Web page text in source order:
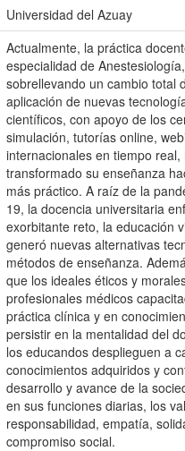
Universidad del Azuay
Actualmente, la práctica
especialidad de
sobrellevando un cambio total
aplicación de nuevas
científicos, con apoyo de los
simulación, tutorías online,
internacionales en tiempo real,
transformado su enseñanza
más práctico. A raíz de la
19, la docencia universitaria
exorbitante reto, la educación
generó nuevas alternativas
métodos de enseñanza.
que los ideales éticos y
profesionales médicos
práctica clínica y en
persistir en la mentalidad del
los educandos desplieguen a
conocimientos adquiridos y
desarrollo y avance de la
en sus funciones diarias, los
responsabilidad, empatía,
compromiso social.